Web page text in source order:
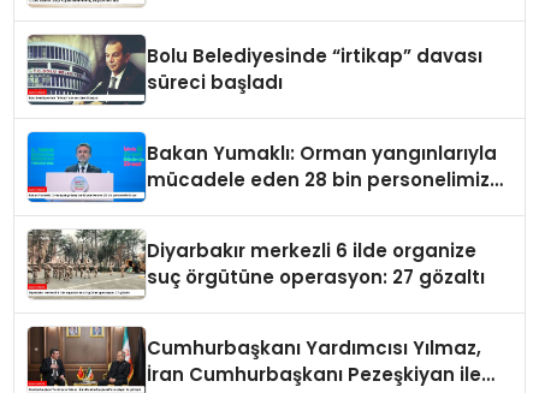
Bolu Belediyesinde “irtikap” davası
süreci başladı
Bakan Yumaklı: Orman yangınlarıyla
mücadele eden 28 bin personelimiz
Diyarbakır merkezli 6 ilde organize
suç örgütüne operasyon: 27 gözaltı
Cumhurbaşkanı Yardımcısı Yılmaz,
İran Cumhurbaşkanı Pezeşkiyan ile